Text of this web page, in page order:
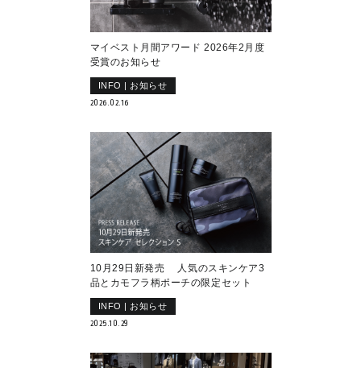
マイベスト月間アワード 2026年2月度
受賞のお知らせ
INFO | お知らせ
2026.02.16
10月29日新発売 人気のスキンケア3
品とカモフラ柄ポーチの限定セット
INFO | お知らせ
2025.10.29